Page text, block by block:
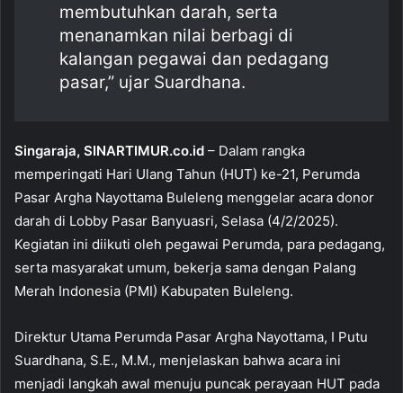
membutuhkan darah, serta
menanamkan nilai berbagi di
kalangan pegawai dan pedagang
pasar,” ujar Suardhana.
Singaraja, SINARTIMUR.co.id – Dalam rangka
memperingati Hari Ulang Tahun (HUT) ke-21, Perumda
Pasar Argha Nayottama Buleleng menggelar acara donor
darah di Lobby Pasar Banyuasri, Selasa (4/2/2025).
Kegiatan ini diikuti oleh pegawai Perumda, para pedagang,
serta masyarakat umum, bekerja sama dengan Palang
Merah Indonesia (PMI) Kabupaten Buleleng.
Direktur Utama Perumda Pasar Argha Nayottama, I Putu
Suardhana, S.E., M.M., menjelaskan bahwa acara ini
menjadi langkah awal menuju puncak perayaan HUT pada